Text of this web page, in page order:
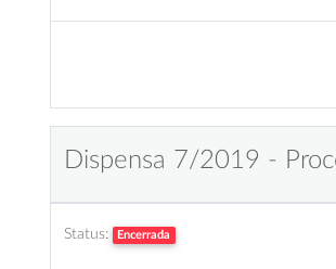
Dispensa 7/2019 -
Status: Encerrada